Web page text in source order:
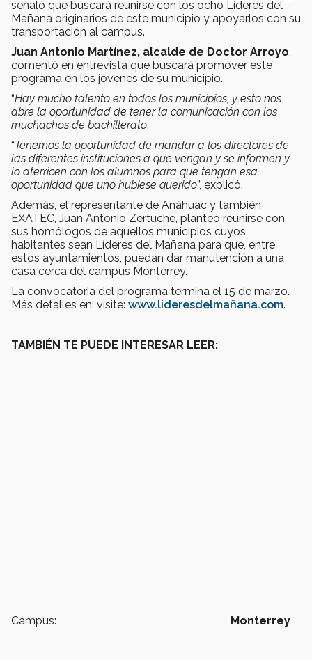
señaló que buscará reunirse con los ocho Líderes del
Mañana originarios de este municipio y apoyarlos con su
transportación al campus.
Juan Antonio Martínez, alcalde de Doctor Arroyo,
comentó en entrevista que buscará promover este
programa en los jóvenes de su municipio.
“Hay mucho talento en todos los municipios, y esto nos
abre la oportunidad de tener la comunicación con los
muchachos de bachillerato.
“Tenemos la oportunidad de mandar a los directores de
las diferentes instituciones a que vengan y se informen y
lo aterricen con los alumnos para que tengan esa
oportunidad que uno hubiese querido”, explicó.
Además, el representante de Anáhuac y también
EXATEC, Juan Antonio Zertuche, planteó reunirse con
sus homólogos de aquellos municipios cuyos
habitantes sean Líderes del Mañana para que, entre
estos ayuntamientos, puedan dar manutención a una
casa cerca del campus Monterrey.
La convocatoria del programa termina el 15 de marzo.
Más detalles en: visite: www.lideresdelmañana.com.
TAMBIÉN TE PUEDE INTERESAR LEER:
Campus: Monterrey